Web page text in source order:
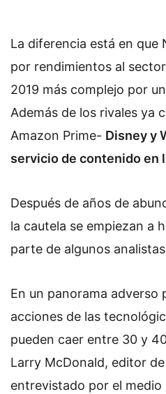
La diferencia está en que
por rendimientos al
2019 más complejo por
Además de los rivales ya
Amazon Prime- Disney y
servicio de contenido en
Después de años de
la cautela se empiezan a
parte de algunos
En un panorama adverso
acciones de las
pueden caer entre 30 y
Larry McDonald, editor
entrevistado por el medio